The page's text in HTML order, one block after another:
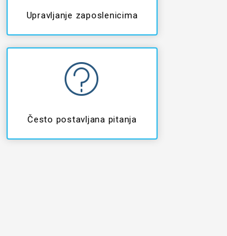
Upravljanje zaposlenicima
Često postavljana pitanja